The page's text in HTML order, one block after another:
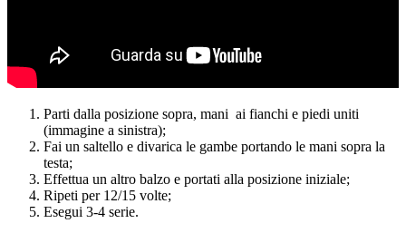
Parti dalla posizione sopra, mani ai fianchi e piedi uniti
(immagine a sinistra);
Fai un saltello e divarica le gambe portando le mani sopra la
testa;
Effettua un altro balzo e portati alla posizione iniziale;
Ripeti per 12/15 volte;
Esegui 3-4 serie.